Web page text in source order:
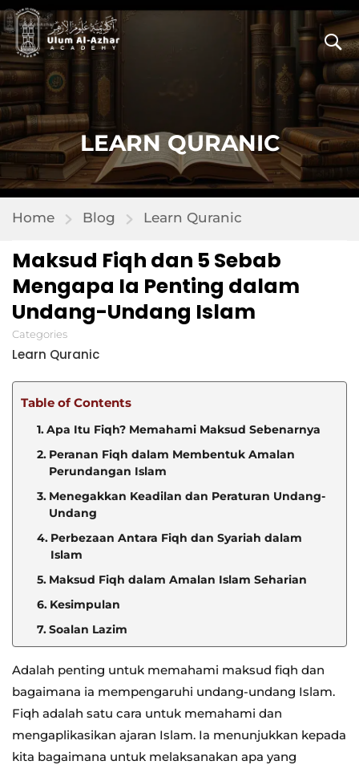
LEARN QURANIC
Home Blog Learn Quranic
Maksud Fiqh dan 5 Sebab
Mengapa Ia Penting dalam
Undang-Undang Islam
Categories
Learn Quranic
Table of Contents
Apa Itu Fiqh? Memahami Maksud Sebenarnya
Peranan Fiqh dalam Membentuk Amalan
Perundangan Islam
Menegakkan Keadilan dan Peraturan Undang-
Undang
Perbezaan Antara Fiqh dan Syariah dalam
Islam
Maksud Fiqh dalam Amalan Islam Seharian
Kesimpulan
Soalan Lazim
Adalah penting untuk memahami maksud fiqh dan
bagaimana ia mempengaruhi undang-undang Islam.
Fiqh adalah satu cara untuk memahami dan
mengaplikasikan ajaran Islam. Ia menunjukkan kepada
kita bagaimana untuk melaksanakan apa yang